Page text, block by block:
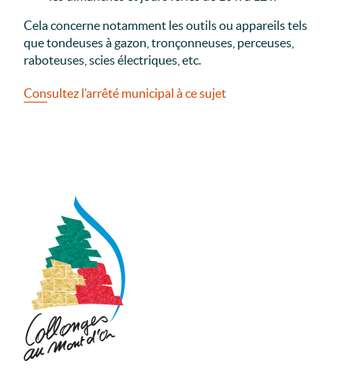
Cela concerne notamment les outils ou appareils tels
que tondeuses à gazon, tronçonneuses, perceuses,
raboteuses, scies électriques, etc.
Consultez l’arrêté municipal à ce sujet